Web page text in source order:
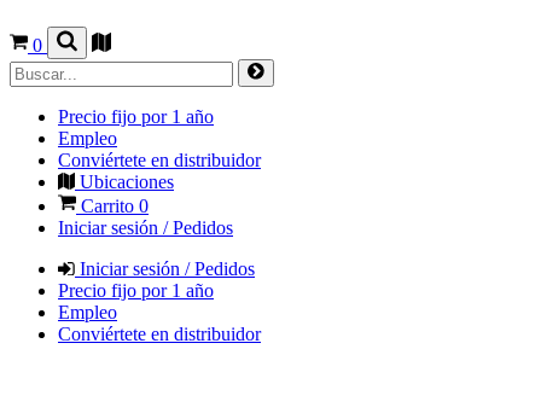
0
Precio fijo por 1 año
Empleo
Conviértete en distribuidor
Ubicaciones
Carrito 0
Iniciar sesión / Pedidos
Iniciar sesión / Pedidos
Precio fijo por 1 año
Empleo
Conviértete en distribuidor